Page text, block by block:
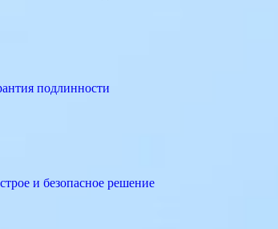
подлинности
и безопасное решение